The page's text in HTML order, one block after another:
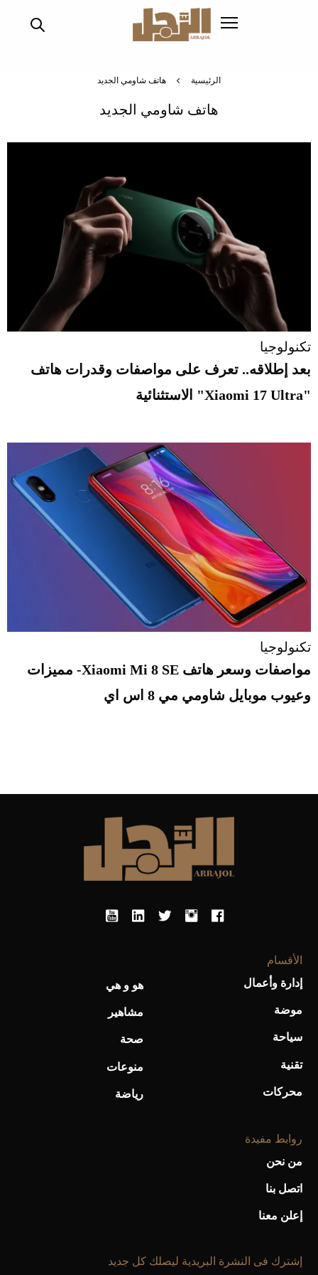
الرئيسية هاتف شاومي الجديد
هاتف شاومي الجديد
تكنولوجيا
بعد إطلاقه.. تعرف على مواصفات وقدرات هاتف
"Xiaomi 17 Ultra" الاستثنائية
تكنولوجيا
مواصفات وسعر هاتف Xiaomi Mi 8 SE- مميزات
وعيوب موبايل شاومي مي 8 اس اي
الأقسام
إدارة وأعمال
موضة
سياحة
تقنية
محركات
هو و هي
مشاهير
صحة
منوعات
رياضة
روابط مفيدة
من نحن
اتصل بنا
إعلن معنا
إشترك فى النشرة البريدية ليصلك كل جديد